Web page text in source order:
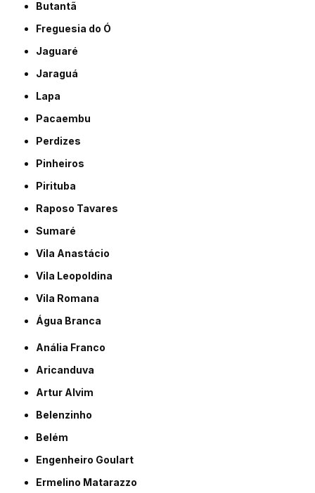
Butantã
Freguesia do Ó
Jaguaré
Jaraguá
Lapa
Pacaembu
Perdizes
Pinheiros
Pirituba
Raposo Tavares
Sumaré
Vila Anastácio
Vila Leopoldina
Vila Romana
Água Branca
Anália Franco
Aricanduva
Artur Alvim
Belenzinho
Belém
Engenheiro Goulart
Ermelino Matarazzo